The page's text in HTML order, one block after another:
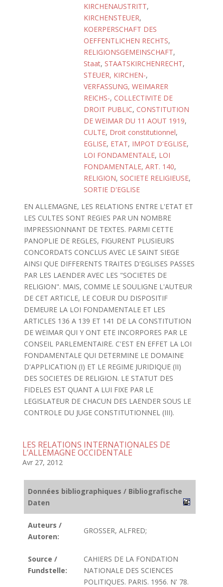
KIRCHENAUSTRITT,
KIRCHENSTEUER,
KOERPERSCHAFT DES
OEFFENTLICHEN RECHTS,
RELIGIONSGEMEINSCHAFT,
Staat, STAATSKIRCHENRECHT,
STEUER, KIRCHEN-,
VERFASSUNG, WEIMARER
REICHS-, COLLECTIVITE DE
DROIT PUBLIC, CONSTITUTION
DE WEIMAR DU 11 AOUT 1919,
CULTE, Droit constitutionnel,
EGLISE, ETAT, IMPOT D'EGLISE,
LOI FONDAMENTALE, LOI
FONDAMENTALE, ART. 140,
RELIGION, SOCIETE RELIGIEUSE,
SORTIE D'EGLISE
EN ALLEMAGNE, LES RELATIONS ENTRE L'ETAT ET
LES CULTES SONT REGIES PAR UN NOMBRE
IMPRESSIONNANT DE TEXTES. PARMI CETTE
PANOPLIE DE REGLES, FIGURENT PLUSIEURS
CONCORDATS CONCLUS AVEC LE SAINT SIEGE
AINSI QUE DIFFERENTS TRAITES D'EGLISES PASSES
PAR LES LAENDER AVEC LES "SOCIETES DE
RELIGION". MAIS, COMME LE SOULIGNE L'AUTEUR
DE CET ARTICLE, LE COEUR DU DISPOSITIF
DEMEURE LA LOI FONDAMENTALE ET LES
ARTICLES 136 A 139 ET 141 DE LA CONSTITUTION
DE WEIMAR QUI Y ONT ETE INCORPORES PAR LE
CONSEIL PARLEMENTAIRE. C'EST EN EFFET LA LOI
FONDAMENTALE QUI DETERMINE LE DOMAINE
D'APPLICATION (I) ET LE REGIME JURIDIQUE (II)
DES SOCIETES DE RELIGION. LE STATUT DES
FIDELES EST QUANT A LUI FIXE PAR LE
LEGISLATEUR DE CHACUN DES LAENDER SOUS LE
CONTROLE DU JUGE CONSTITUTIONNEL (III).
LES RELATIONS INTERNATIONALES DE
L’ALLEMAGNE OCCIDENTALE
Avr 27, 2012
Données bibliographiques / Bibliografische
Daten
Auteurs /
Autoren:
GROSSER, ALFRED;
Source /
Fundstelle:
CAHIERS DE LA FONDATION
NATIONALE DES SCIENCES
POLITIQUES. PARIS. 1956. N' 78.